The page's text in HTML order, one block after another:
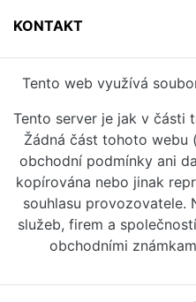
KONTAKT
Tento web využívá
Tento server je jak v části
Žádná část tohoto webu
obchodní podmínky ani
kopírována nebo jinak
souhlasu provozovatele.
služeb, firem a
obchodními